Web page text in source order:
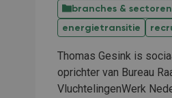
branches & sectoren
energietransitie
Thomas Gesink is
oprichter van Bureau
VluchtelingenWerk